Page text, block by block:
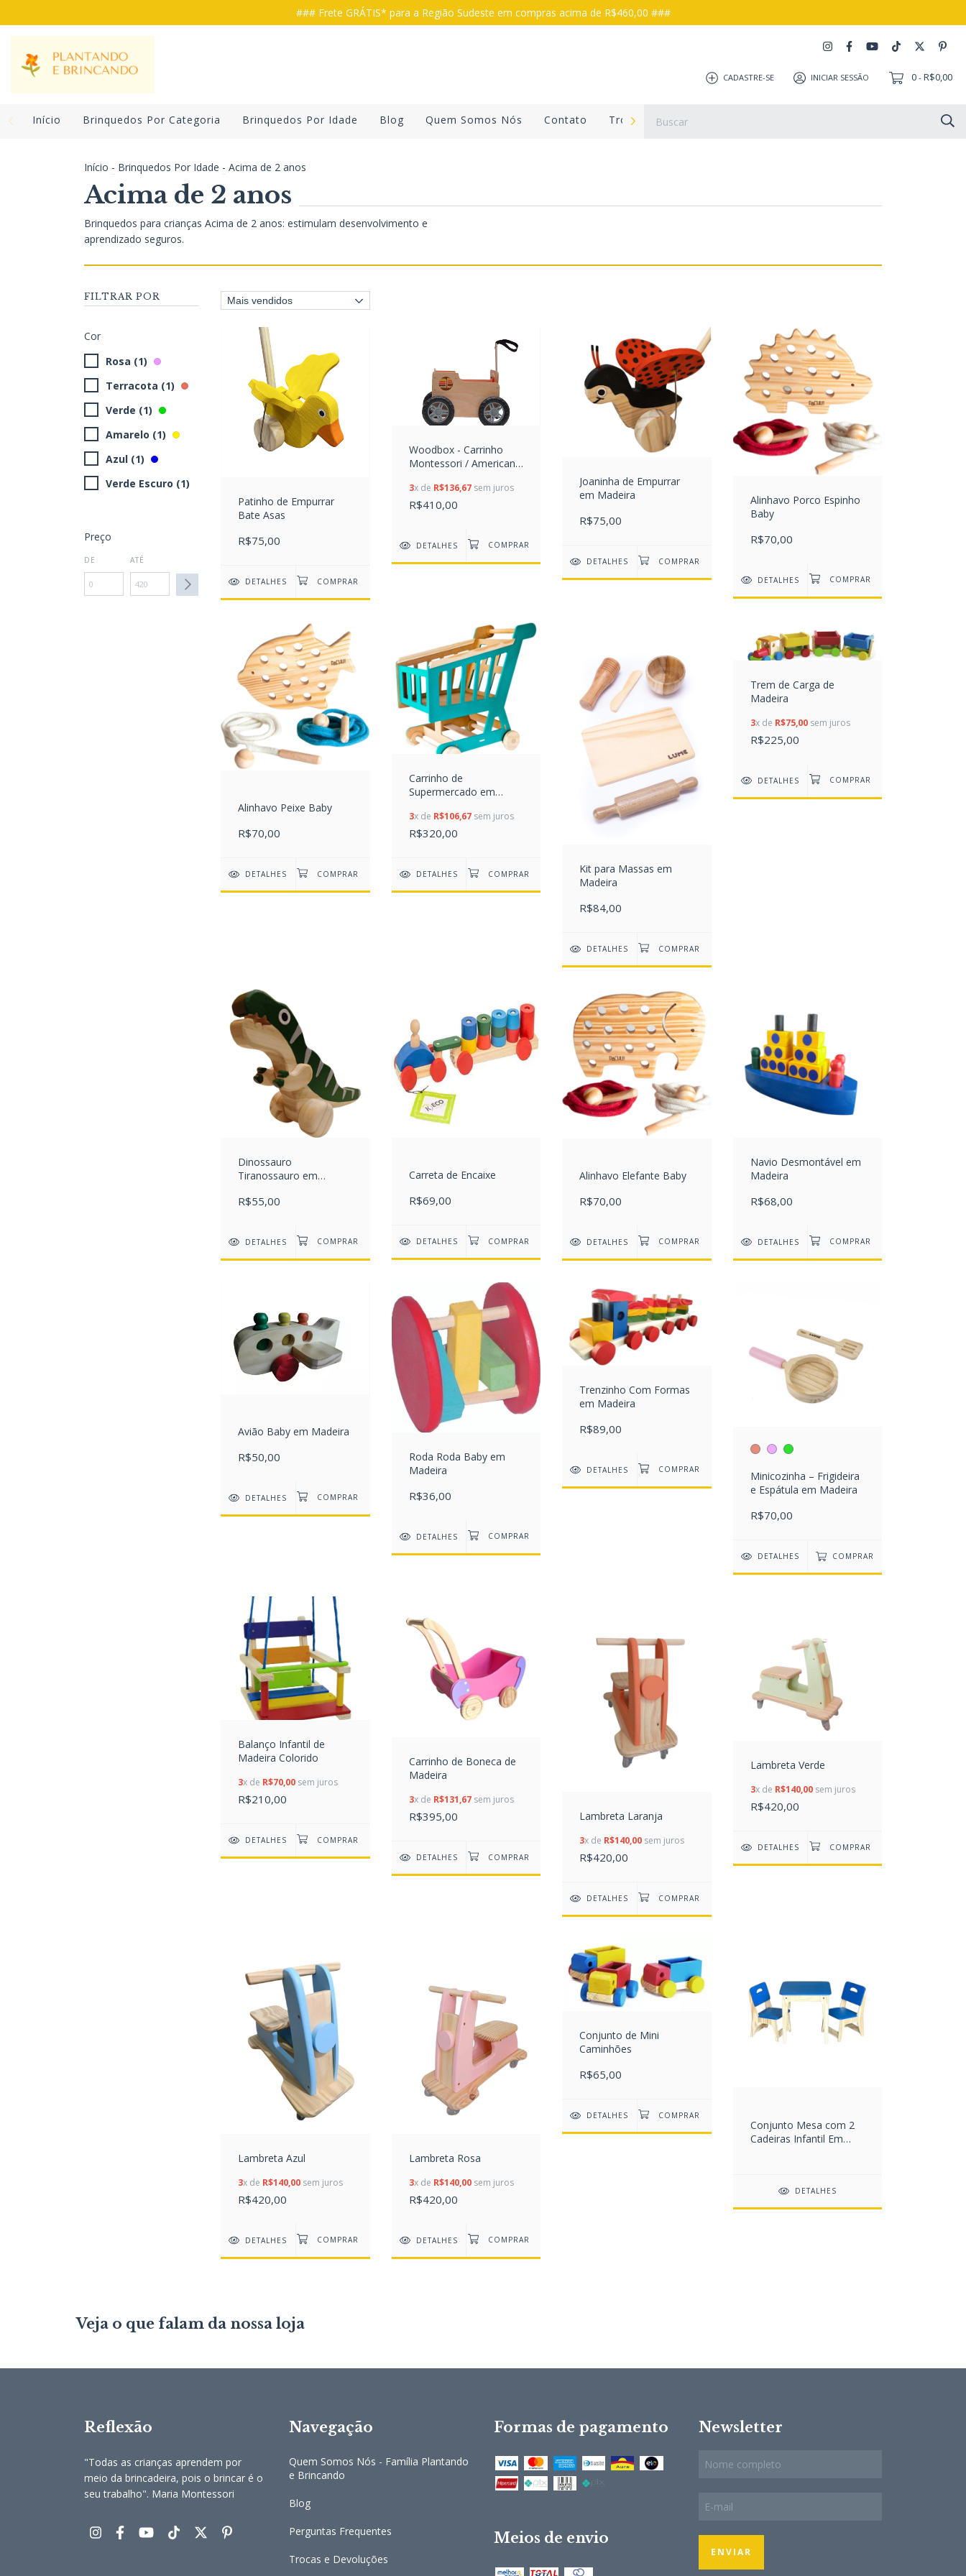
### Frete GRÁTIS* para a Região Sudeste em compras acima de R$460,00 ###
CADASTRE-SE INICIAR SESSÃO 0 - R$0,00
Início Brinquedos Por Categoria Brinquedos Por Idade Blog Quem Somos Nós Contato Trocas e Devoluções
Início - Brinquedos Por Idade - Acima de 2 anos
Acima de 2 anos
Brinquedos para crianças Acima de 2 anos: estimulam desenvolvimento e
aprendizado seguros.
FILTRAR POR
Cor
Rosa (1)
Terracota (1)
Verde (1)
Amarelo (1)
Azul (1)
Verde Escuro (1)
Preço
DE ATÉ
Patinho de Empurrar
Bate Asas
R$75,00
DETALHES
Woodbox - Carrinho
Montessori / Americano
3x de R$136,67sem juros
R$410,00
DETALHES
Joaninha de Empurrar
em Madeira
R$75,00
DETALHES
Alinhavo Porco Espinho
Baby
R$70,00
DETALHES
Alinhavo Peixe Baby
R$70,00
DETALHES
Carrinho de
Supermercado em
3x de R$106,67sem juros
R$320,00
DETALHES
Kit para Massas em
Madeira
R$84,00
DETALHES
Trem de Carga de
Madeira
3x de R$75,00sem juros
R$225,00
DETALHES
Dinossauro
Tiranossauro em
R$55,00
DETALHES
Carreta de Encaixe
R$69,00
DETALHES
Alinhavo Elefante Baby
R$70,00
DETALHES
Navio Desmontável em
Madeira
R$68,00
DETALHES
Avião Baby em Madeira
R$50,00
DETALHES
Roda Roda Baby em
Madeira
R$36,00
DETALHES
Trenzinho Com Formas
em Madeira
R$89,00
DETALHES
Minicozinha – Frigideira
e Espátula em Madeira
R$70,00
DETALHES COMPRAR
Balanço Infantil de
Madeira Colorido
3x de R$70,00 sem juros
R$210,00
DETALHES
Carrinho de Boneca de
Madeira
3x de R$131,67sem juros
R$395,00
DETALHES
Lambreta Laranja
3x de R$140,00 sem juros
R$420,00
DETALHES
Lambreta Verde
3x de R$140,00sem juros
R$420,00
DETALHES
Lambreta Azul
3x de R$140,00 sem juros
R$420,00
DETALHES
Lambreta Rosa
3x de R$140,00sem juros
R$420,00
DETALHES
Conjunto de Mini
Caminhões
R$65,00
DETALHES
Conjunto Mesa com 2
Cadeiras Infantil Em
DETALHES
Veja o que falam da nossa loja
Reflexão
"Todas as crianças aprendem por
meio da brincadeira, pois o brincar é o
seu trabalho". Maria Montessori
Navegação
Quem Somos Nós - Família Plantando
e Brincando
Blog
Perguntas Frequentes
Trocas e Devoluções
Formas de pagamento
Meios de envio
Newsletter